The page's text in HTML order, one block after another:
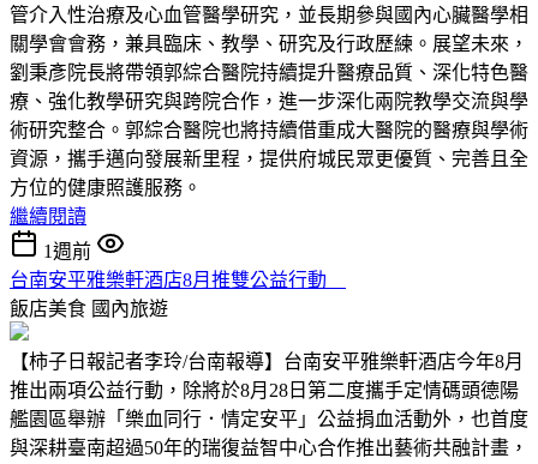
管介入性治療及心血管醫學研究，並長期參與國內心臟醫學相
關學會會務，兼具臨床、教學、研究及行政歷練。展望未來，
劉秉彥院長將帶領郭綜合醫院持續提升醫療品質、深化特色醫
療、強化教學研究與跨院合作，進一步深化兩院教學交流與學
術研究整合。郭綜合醫院也將持續借重成大醫院的醫療與學術
資源，攜手邁向發展新里程，提供府城民眾更優質、完善且全
方位的健康照護服務。
繼續閱讀
1週前
台南安平雅樂軒酒店8月推雙公益行動
飯店美食 國內旅遊
【柿子日報記者李玲/台南報導】台南安平雅樂軒酒店今年8月
推出兩項公益行動，除將於8月28日第二度攜手定情碼頭德陽
艦園區舉辦「樂血同行．情定安平」公益捐血活動外，也首度
與深耕臺南超過50年的瑞復益智中心合作推出藝術共融計畫，